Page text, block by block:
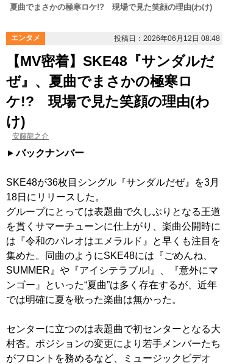
夏曲でまさかの極寒ロケ!? 現場で見た笑顔の理由(わけ)
エンタメ 投稿日：2026年06月12日 08:48
【MV密着】SKE48『サンダルだ
ぜ』、夏曲でまさかの極寒ロ
ケ!? 現場で見た笑顔の理由(わ
け)
安藤龍之介
バックナンバー
SKE48が36枚目シングル『サンダルだぜ』を3月
18日にリリースした。
グループにとっては表題曲で久しぶりとなる王道
を貫くサマーチューンに仕上がり、楽曲公開時に
は『令和のパレオはエメラルド』と早くも注目を
集めた。同曲のようにSKE48には『ごめんね、
SUMMER』や『アイシテラブル!』、『意外にマ
ンゴー』といった“夏曲”は多く存在するが、近年
では明確に夏を歌った楽曲は無かった。
センターに立つのは表題曲で初センターとなる大
村杏。ポジションの変更により若手メンバーたち
がフロントを務めるなど、ミュージックビデオ